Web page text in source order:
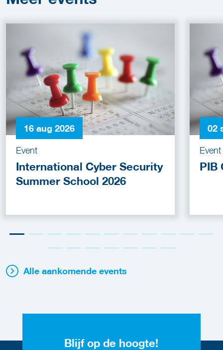
16 aug 2026
Event
International Cyber Security
Summer School 2026
02
Event
PIB
Alle aankomende events
Blijf op de hoogte!